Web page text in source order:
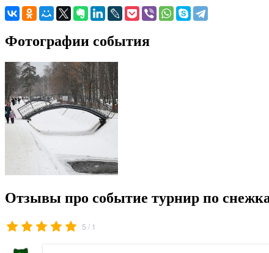
Фотографии события
Отзывы про событие турнир по
5 / 1